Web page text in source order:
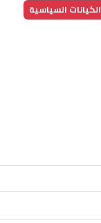
الكيانات السياسية